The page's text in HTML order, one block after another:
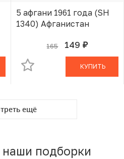
5 афгани 1961 года (SH
1340) Афганистан
165 149 руб.
В КОРЗИНЕ
КУПИТЬ
ещё
подборки